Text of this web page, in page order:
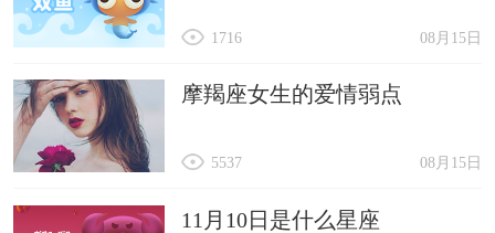
08月15日
1716
摩羯座女生的爱情弱点
08月15日
5537
11月10日是什么星座